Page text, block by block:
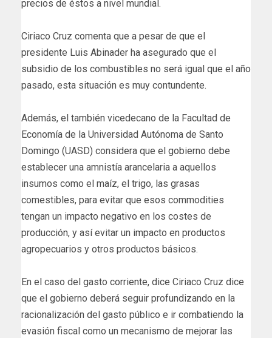
precios de éstos a nivel mundial.
Ciriaco Cruz comenta que a pesar de que el
presidente Luis Abinader ha asegurado que el
subsidio de los combustibles no será igual que el año
pasado, esta situación es muy contundente.
Además, el también vicedecano de la Facultad de
Economía de la Universidad Autónoma de Santo
Domingo (UASD) considera que el gobierno debe
establecer una amnistía arancelaria a aquellos
insumos como el maíz, el trigo, las grasas
comestibles, para evitar que esos commodities
tengan un impacto negativo en los costes de
producción, y así evitar un impacto en productos
agropecuarios y otros productos básicos.
En el caso del gasto corriente, dice Ciriaco Cruz dice
que el gobierno deberá seguir profundizando en la
racionalización del gasto público e ir combatiendo la
evasión fiscal como un mecanismo de mejorar las